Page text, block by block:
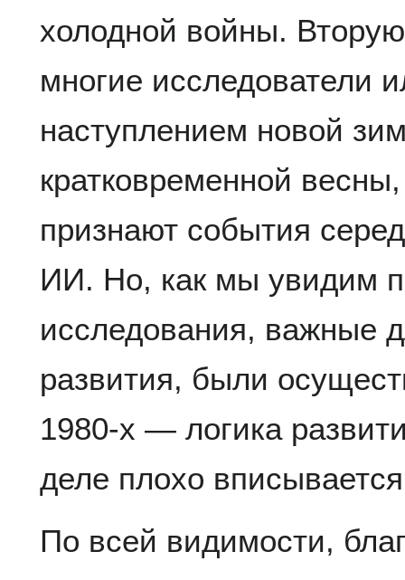
холодной войны.
многие исследователи
наступлением новой
кратковременной
признают события
ИИ. Но, как мы увидим
исследования, важные
развития, были
1980-х — логика
деле плохо
По всей видимости,